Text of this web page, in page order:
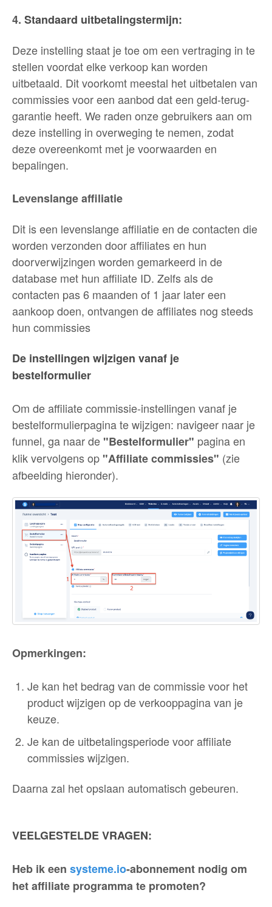
4. Standaard uitbetalingstermijn:
Deze instelling staat je toe om een vertraging in te
stellen voordat elke verkoop kan worden
uitbetaald. Dit voorkomt meestal het uitbetalen van
commissies voor een aanbod dat een geld-terug-
garantie heeft. We raden onze gebruikers aan om
deze instelling in overweging te nemen, zodat
deze overeenkomt met je voorwaarden en
bepalingen.
Levenslange affiliatie
Dit is een levenslange affiliatie en de contacten die
worden verzonden door affiliates en hun
doorverwijzingen worden gemarkeerd in de
database met hun affiliate ID. Zelfs als de
contacten pas 6 maanden of 1 jaar later een
aankoop doen, ontvangen de affiliates nog steeds
hun commissies
De instellingen wijzigen vanaf je
bestelformulier
Om de affiliate commissie-instellingen vanaf je
bestelformulierpagina te wijzigen: navigeer naar je
funnel, ga naar de "Bestelformulier" pagina en
klik vervolgens op "Affiliate commissies" (zie
afbeelding hieronder).
Opmerkingen:
Je kan het bedrag van de commissie voor het
product wijzigen op de verkooppagina van je
keuze.
Je kan de uitbetalingsperiode voor affiliate
commissies wijzigen.
Daarna zal het opslaan automatisch gebeuren.
VEELGESTELDE VRAGEN:
Heb ik een systeme.io-abonnement nodig om
het affiliate programma te promoten?